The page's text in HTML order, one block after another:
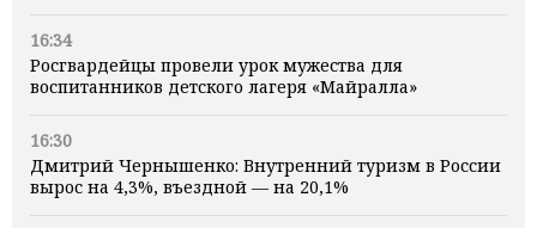
16:34
Росгвардейцы провели урок мужества для
воспитанников детского лагеря «Майралла»
16:30
Дмитрий Чернышенко: Внутренний туризм в России
вырос на 4,3%, въездной — на 20,1%